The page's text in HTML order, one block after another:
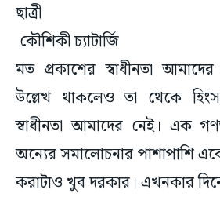
ছাত্রী
কৌশিকী চ্যাটার্জি
মত প্রকাশের স্বাধীনতা
উল্লেখ থাকলেও তা থেকে
স্বাধীনতা আমাদের নেই। এক
অন্যের সমালোচনার পাশাপাশি
করাটাও খুব দরকার। এখনকার